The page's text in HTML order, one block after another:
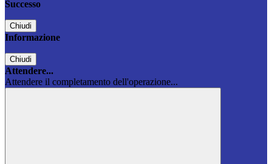
Successo
Chiudi
Informazione
Chiudi
Attendere...
Attendere il completamento dell'operazione...